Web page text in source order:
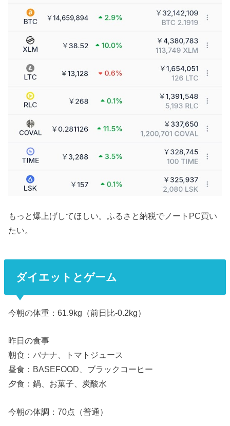
もっと爆上げしてほしい。ふるさと納税でノートPC買い
たい。
ダイエットとゲーム
今朝の体重：61.9kg（前日比-0.2kg）
昨日の食事
朝食：バナナ、トマトジュース
昼食：BASEFOOD、ブラックコーヒー
夕食：鍋、お菓子、炭酸水
今朝の体調：70点（普通）